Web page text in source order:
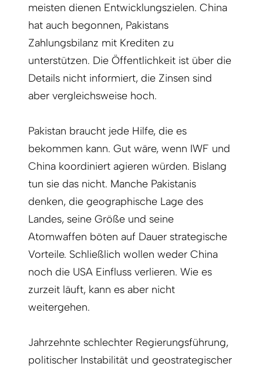
meisten dienen Entwicklungszielen. China
hat auch begonnen, Pakistans
Zahlungsbilanz mit Krediten zu
unterstützen. Die Öffentlichkeit ist über die
Details nicht informiert, die Zinsen sind
aber vergleichsweise hoch.
Pakistan braucht jede Hilfe, die es
bekommen kann. Gut wäre, wenn IWF und
China koordiniert agieren würden. Bislang
tun sie das nicht. Manche Pakistanis
denken, die geographische Lage des
Landes, seine Größe und seine
Atomwaffen böten auf Dauer strategische
Vorteile. Schließlich wollen weder China
noch die USA Einfluss verlieren. Wie es
zurzeit läuft, kann es aber nicht
weitergehen.
Jahrzehnte schlechter Regierungsführung,
politischer Instabilität und geostrategischer